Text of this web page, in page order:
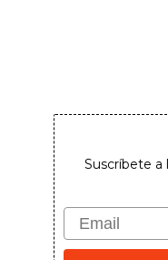
Suscríbete a
Email